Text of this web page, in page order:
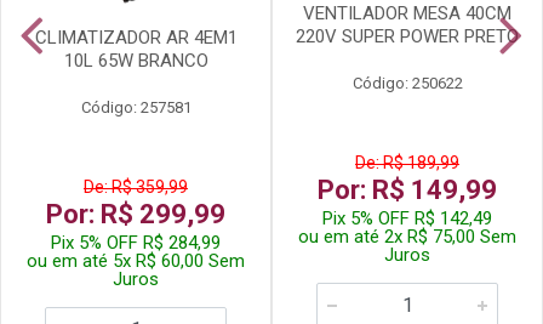
CLIMATIZADOR AR 4EM1
10L 65W BRANCO
Código: 257581
De: R$ 359,99
Por: R$ 299,99
Pix 5% OFF R$ 284,99
ou em até 5x R$ 60,00 Sem
Juros
VENTILADOR MESA 40CM
220V SUPER POWER PRETO
Código: 250622
De: R$ 189,99
Por: R$ 149,99
Pix 5% OFF R$ 142,49
ou em até 2x R$ 75,00 Sem
Juros